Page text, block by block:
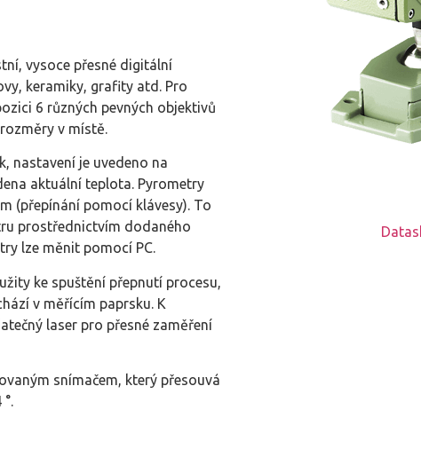
vysoce přesné digitální
keramiky, grafity atd. Pro
6 různých pevných objektivů
v místě.
nastavení je uvedeno na
aktuální teplota. Pyrometry
(přepínání pomocí klávesy). To
prostřednictvím dodaného
lze měnit pomocí PC.
ke spuštění přepnutí procesu,
v měřícím paprsku. K
laser pro přesné zaměření
snímačem, který přesouvá